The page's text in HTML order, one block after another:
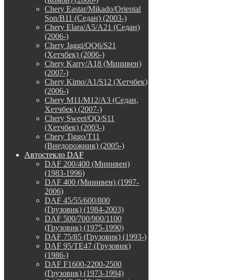
Chery Eastar/Mikado/Oriental
Son/B11 (Седан) (2003-)
Chery Elara/A5/A21 (Седан)
(2006-)
Chery Jaggi/QQ6/S21
(Хетчбек) (2006-)
Chery Karry/A18 (Минивен)
(2007-)
Chery Kimo/A1/S12 (Хетчбек)
(2006-)
Chery M11/M12/A3 (Седан,
Хетчбек) (2007-)
Chery Sweet/QQ/S11
(Хетчбек) (2003-)
Chery Tiggo/T11
(Внедорожник) (2005-)
Автостекло DAF
DAF 200/400 (Минивен)
(1983-1996)
DAF 400 (Минивен) (1997-
2006)
DAF 45/55/600/800
(Грузовик) (1984-2003)
DAF 500/700/900/1100
(Грузовик) (1975-1990)
DAF 75/85 (Грузовик) (1993-)
DAF 95/TE47 (Грузовик)
(1986-)
DAF F1600-2200-2500
(Грузовик) (1973-1994)